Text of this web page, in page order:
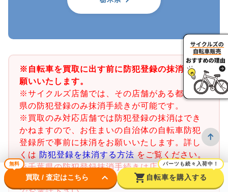
※自転車を買取に出す前に防犯登録の抹消をお
願いいたします。
※サイクルズ店舗では、その店舗がある都道府
県の防犯登録のみ抹消手続きが可能です。
※買取のみ対応店舗では防犯登録の抹消はでき
かねますので、お住まいの自治体の自転車防犯
登録所で事前に抹消をお願いいたします。詳し
くは 防犯登録を抹消する方法 をご覧ください。
※千葉県の防犯登録抹消手続きは店舗で行うこ
とができません。千葉県内の警察署又は交番ま
無料
買取 / 査定はこちら keyboard_arrow_down shopping_cart
パーツも続々入荷中！
自転車を購入する